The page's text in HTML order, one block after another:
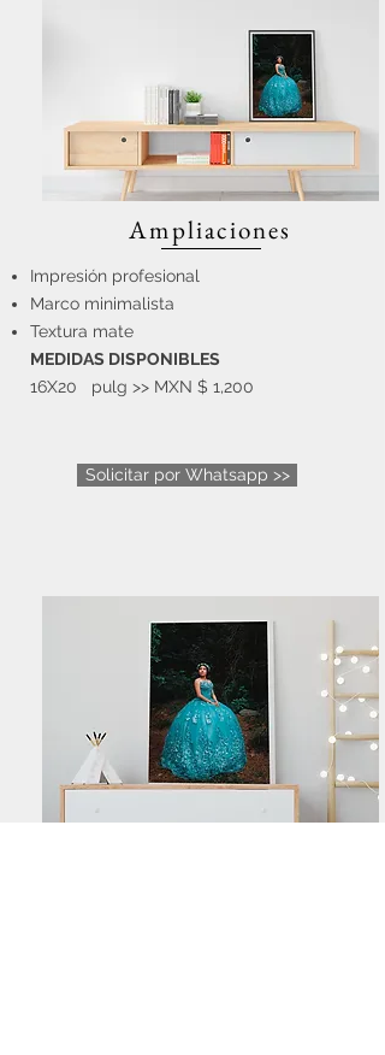
Ampliaciones
Impresión profesional
Marco minimalista
Textura mate
MEDIDAS DISPONIBLES
16X20 pulg >> MXN $ 1,200
Solicitar por Whatsapp >>